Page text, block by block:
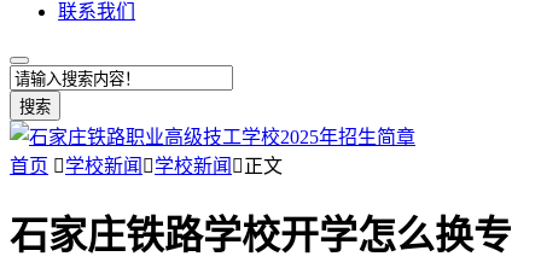
联系我们
搜索
首页 学校新闻 学校新闻 正文
石家庄铁路学校开学怎么换专